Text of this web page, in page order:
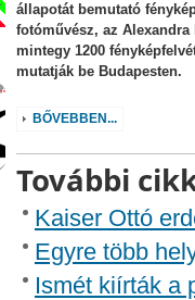
állapotát bemutató
fotóművész, az
mintegy 1200
mutatják be Budapesten.
BŐVEBBEN...
További
Kaiser Ottó
Egyre több
Ismét kiírták a